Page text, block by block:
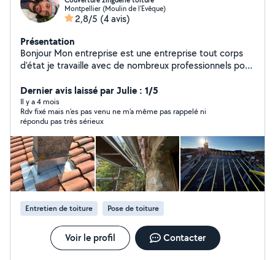
Montpellier (Moulin de l'Evêque)
2,8/5 (4 avis)
Présentation
Bonjour Mon entreprise est une entreprise tout corps
d'état je travaille avec de nombreux professionnels pour
professionnel se qui vous permet à vous aussi de passer
seulement par une personne ( moi) pour n'importe
quelle travaux. Devis gratuit À votre disposition pour
toute demande.
Dernier avis laissé par Julie : 1/5
Il y a 4 mois
Rdv fixé mais n’es pas venu ne m’a même pas rappelé ni
répondu pas très sérieux
Entretien de toiture Pose de toiture
Voir le profil Contacter